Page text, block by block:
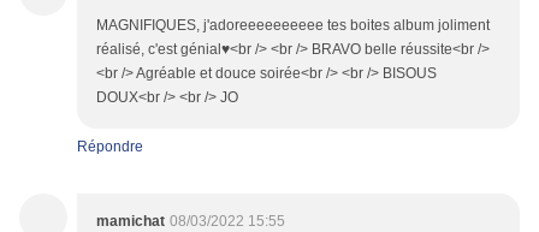
MAGNIFIQUES, j'adoreeeeeeeeee tes boites album joliment
réalisé, c'est génial♥<br /> <br /> BRAVO belle réussite<br />
<br /> Agréable et douce soirée<br /> <br /> BISOUS
DOUX<br /> <br /> JO
Répondre
mamichat 08/03/2022 15:55